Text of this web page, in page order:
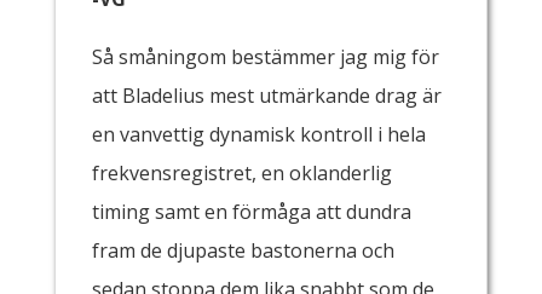
Så småningom bestämmer jag mig för
att Bladelius mest utmärkande drag är
en vanvettig dynamisk kontroll i hela
frekvensregistret, en oklanderlig
timing samt en förmåga att dundra
fram de djupaste bastonerna och